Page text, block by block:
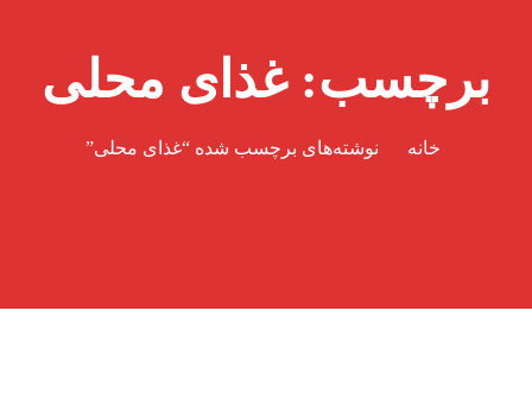
برچسب: غذای محلی
خانه نوشته‌های برچسب شده “غذای محلی”